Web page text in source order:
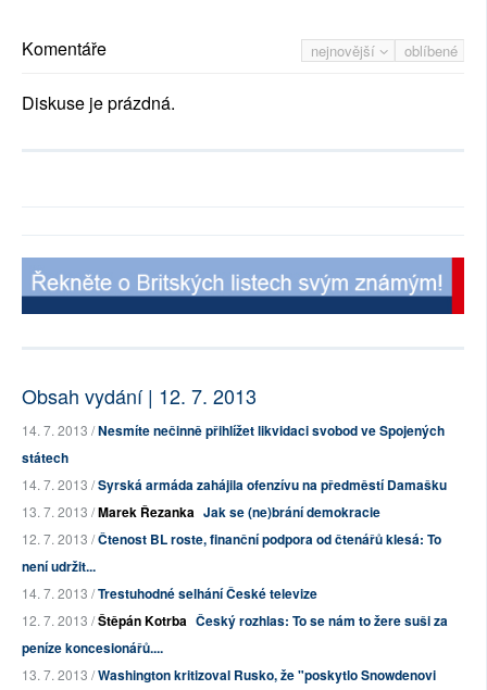
nejnovější oblíbené
Komentáře
Diskuse je prázdná.
Obsah vydání | 12. 7. 2013
14. 7. 2013 /Nesmíte nečinně přihlížet likvidaci svobod ve Spojených
státech
14. 7. 2013 /Syrská armáda zahájila ofenzívu na předměstí Damašku
13. 7. 2013 /Marek Řezanka Jak se (ne)brání demokracie
12. 7. 2013 /Čtenost BL roste, finanční podpora od čtenářů klesá: To
není udržit...
14. 7. 2013 /Trestuhodné selhání České televize
12. 7. 2013 /Štěpán Kotrba Český rozhlas: To se nám to žere suši za
peníze koncesionářů....
13. 7. 2013 /Washington kritizoval Rusko, že "poskytlo Snowdenovi